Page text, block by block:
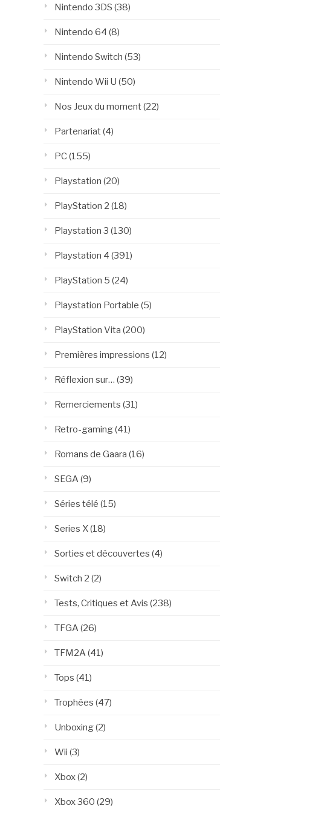
Nintendo 3DS (38)
Nintendo 64 (8)
Nintendo Switch (53)
Nintendo Wii U (50)
Nos Jeux du moment(22)
Partenariat(4)
PC(155)
Playstation (20)
PlayStation 2 (18)
Playstation 3 (130)
Playstation 4 (391)
PlayStation 5 (24)
Playstation Portable (5)
PlayStation Vita (200)
Premières impressions (12)
Réflexion sur… (39)
Remerciements (31)
Retro-gaming(41)
Romans de Gaara (16)
SEGA (9)
Séries télé (15)
Series X(18)
Sorties et découvertes (4)
Switch 2 (2)
Tests, Critiques et Avis (238)
TFGA (26)
TFM2A (41)
Tops (41)
Trophées (47)
Unboxing(2)
Wii (3)
Xbox(2)
Xbox 360 (29)